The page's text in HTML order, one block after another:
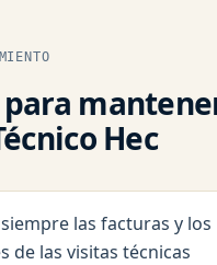
para
Hec
las facturas y los
de las visitas técnicas